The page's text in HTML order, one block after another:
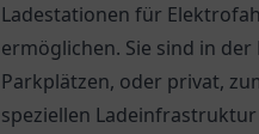
Ladestationen für
ermöglichen. Sie sind in
Parkplätzen, oder privat,
speziellen